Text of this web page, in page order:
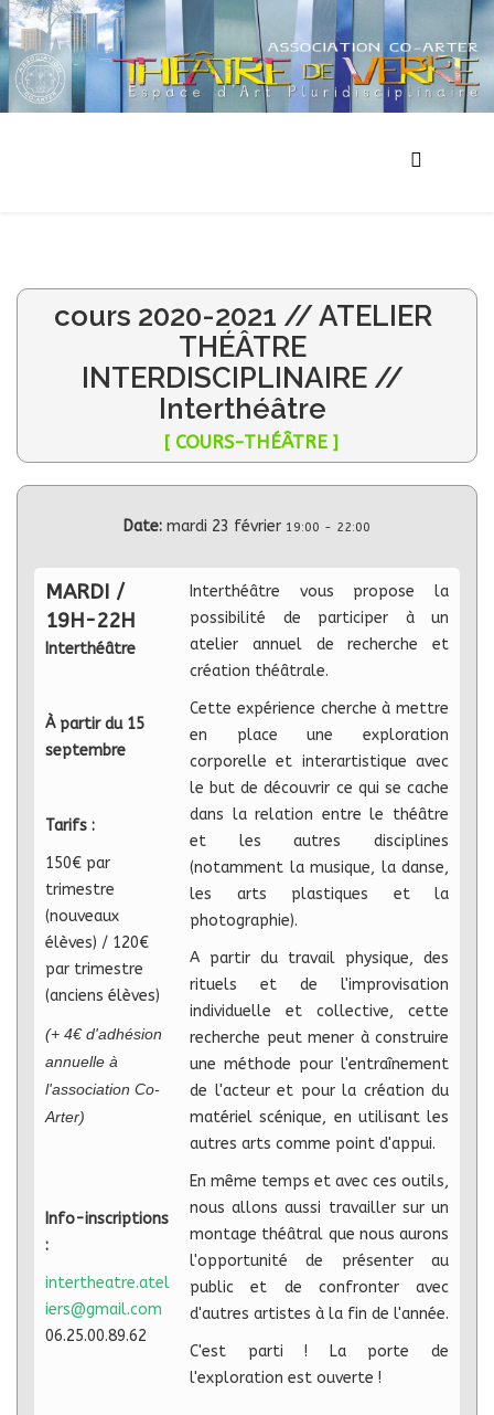
cours 2020-2021 // ATELIER
THÉÂTRE
INTERDISCIPLINAIRE //
Interthéâtre
[ COURS-THÉÂTRE ]
Date: mardi 23 février 19:00 - 22:00
MARDI /
19H-22H
Interthéâtre
À partir du 15
septembre
Tarifs :
150€ par
trimestre
(nouveaux
élèves) / 120€
par trimestre
(anciens élèves)
(+ 4€ d'adhésion
annuelle à
l'association Co-
Arter)
Info-inscriptions
:
intertheatre.atel
iers@gmail.com
06.25.00.89.62
Interthéâtre vous propose la
possibilité de participer à un
atelier annuel de recherche et
création théâtrale.
Cette expérience cherche à mettre
en place une exploration
corporelle et interartistique avec
le but de découvrir ce qui se cache
dans la relation entre le théâtre
et les autres disciplines
(notamment la musique, la danse,
les arts plastiques et la
photographie).
A partir du travail physique, des
rituels et de l'improvisation
individuelle et collective, cette
recherche peut mener à construire
une méthode pour l'entraînement
de l'acteur et pour la création du
matériel scénique, en utilisant les
autres arts comme point d'appui.
En même temps et avec ces outils,
nous allons aussi travailler sur un
montage théâtral que nous aurons
l'opportunité de présenter au
public et de confronter avec
d'autres artistes à la fin de l'année.
C'est parti ! La porte de
l'exploration est ouverte !